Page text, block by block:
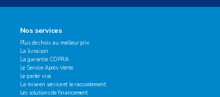
Nos services
Plus de choix au meilleur prix
La livraison
La garantie COPRA
Le Service Après-Vente
Le parler vrai
La mise en service et le raccordement
Les solutions de financement